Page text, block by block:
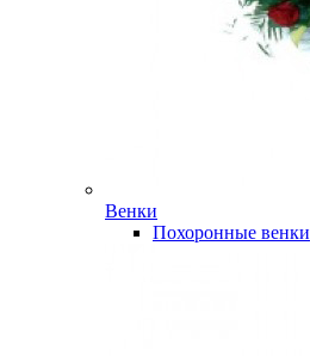
Венки
Похоронные венки